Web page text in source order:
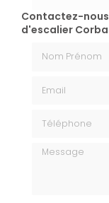
Contactez-
d'escalier
Message